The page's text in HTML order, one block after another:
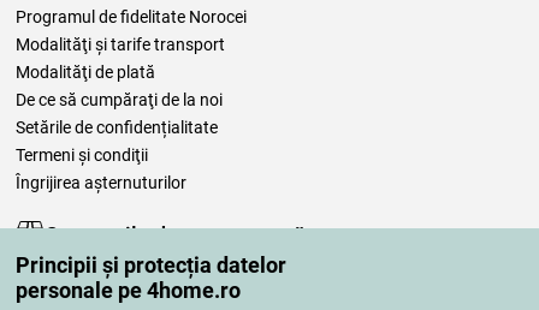
Principii și protecția datelor
personale pe 4home.ro
Programul de fidelitate Norocei
Modalităţi şi tarife transport
Modalităţi de plată
De ce să cumpăraţi de la noi
Setările de confidențialitate
Termeni şi condiţii
Îngrijirea așternuturilor
Comenzile dumneavoastră
Contul meu
Revizuirea comenzilor